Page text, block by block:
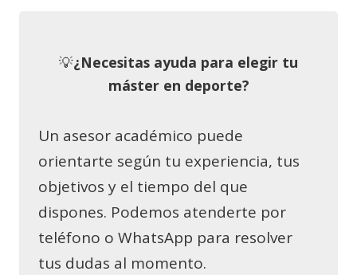
💡¿Necesitas ayuda para elegir tu
máster en deporte?
Un asesor académico puede
orientarte según tu experiencia, tus
objetivos y el tiempo del que
dispones. Podemos atenderte por
teléfono o WhatsApp para resolver
tus dudas al momento.